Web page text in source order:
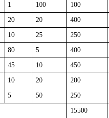
1 100 100
20 20 400
10 25 250
80 5 400
45 10 450
10 20 200
5 50 250
15500